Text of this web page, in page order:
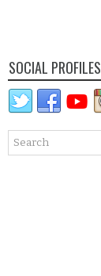
SOCIAL PROFILES